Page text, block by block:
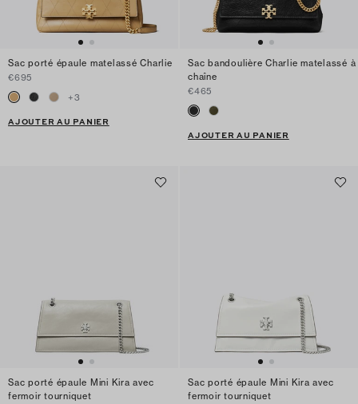
Sac porté épaule matelassé Charlie
€695
+3
AJOUTER AU PANIER
Sac bandoulière Charlie matelassé à
chaîne
€465
AJOUTER AU PANIER
Sac porté épaule Mini Kira avec
fermoir tourniquet
Sac porté épaule Mini Kira avec
fermoir tourniquet